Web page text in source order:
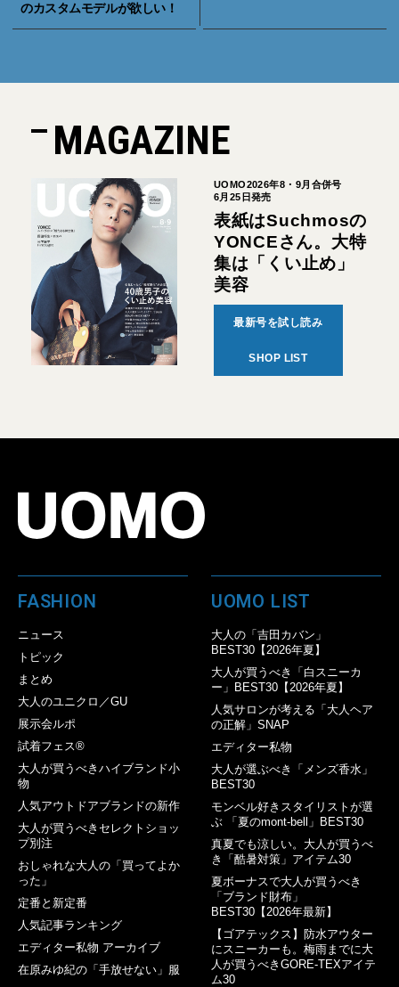
のカスタムモデルが欲しい！
MAGAZINE
UOMO2026年8・9月合併号
6月25日発売
表紙はSuchmosの
YONCEさん。大特
集は「くい止め」
美容
最新号を試し読み
SHOP LIST
FASHION
ニュース
トピック
まとめ
大人のユニクロ／GU
展示会ルポ
試着フェス®︎
大人が買うべきハイブランド小
物
人気アウトドアブランドの新作
大人が買うべきセレクトショッ
プ別注
おしゃれな大人の「買ってよか
った」
定番と新定番
人気記事ランキング
エディター私物 アーカイブ
在原みゆ紀の「手放せない」服
UOMO LIST
大人の「吉田カバン」
BEST30【2026年夏】
大人が買うべき「白スニーカ
ー」BEST30【2026年夏】
人気サロンが考える「大人ヘア
の正解」SNAP
エディター私物
大人が選ぶべき「メンズ香水」
BEST30
モンベル好きスタイリストが選
ぶ 「夏のmont-bell」BEST30
真夏でも涼しい。大人が買うべ
き「酷暑対策」アイテム30
夏ボーナスで大人が買うべき
「ブランド財布」
BEST30【2026年最新】
【ゴアテックス】防水アウター
にスニーカーも。梅雨までに大
人が買うべきGORE-TEXアイテ
ム30